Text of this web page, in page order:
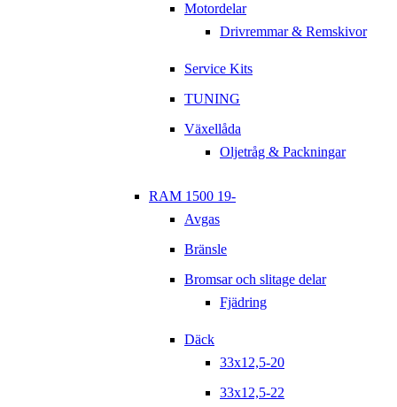
Motordelar
Drivremmar & Remskivor
Service Kits
TUNING
Växellåda
Oljetråg & Packningar
RAM 1500 19-
Avgas
Bränsle
Bromsar och slitage delar
Fjädring
Däck
33x12,5-20
33x12,5-22